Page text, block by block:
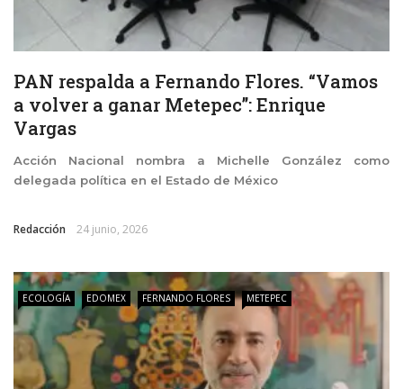
PAN respalda a Fernando Flores. “Vamos
a volver a ganar Metepec”: Enrique
Vargas
Acción Nacional nombra a Michelle González como
delegada política en el Estado de México
Redacción 24 junio, 2026
ECOLOGÍA EDOMEX FERNANDO FLORES METEPEC